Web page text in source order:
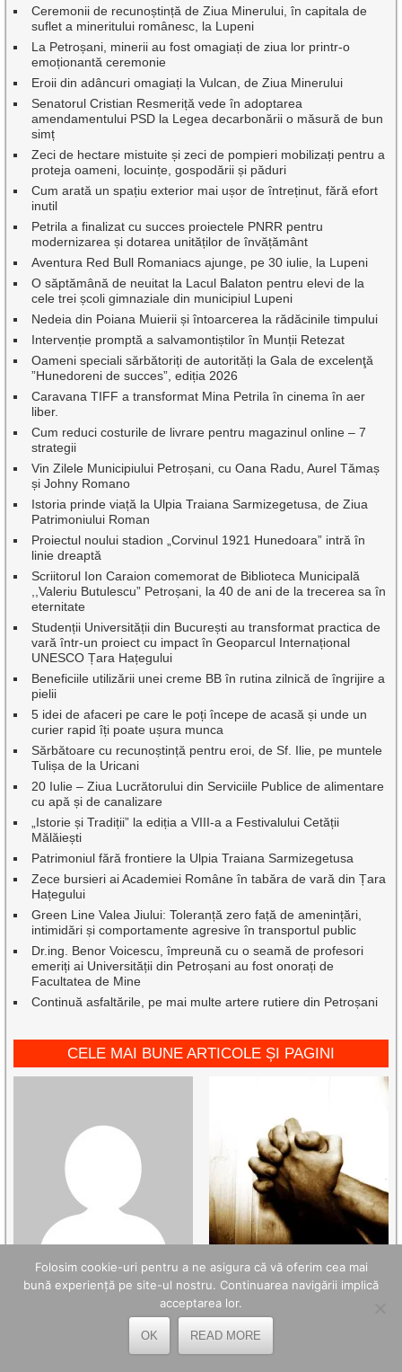
Ceremonii de recunoștință de Ziua Minerului, în capitala de
suflet a mineritului românesc, la Lupeni
La Petroșani, minerii au fost omagiați de ziua lor printr-o
emoționantă ceremonie
Eroii din adâncuri omagiați la Vulcan, de Ziua Minerului
Senatorul Cristian Resmeriță vede în adoptarea
amendamentului PSD la Legea decarbonării o măsură de bun
simț
Zeci de hectare mistuite și zeci de pompieri mobilizați pentru a
proteja oameni, locuințe, gospodării și păduri
Cum arată un spațiu exterior mai ușor de întreținut, fără efort
inutil
Petrila a finalizat cu succes proiectele PNRR pentru
modernizarea și dotarea unităților de învățământ
Aventura Red Bull Romaniacs ajunge, pe 30 iulie, la Lupeni
O săptămână de neuitat la Lacul Balaton pentru elevi de la
cele trei școli gimnaziale din municipiul Lupeni
Nedeia din Poiana Muierii și întoarcerea la rădăcinile timpului
Intervenție promptă a salvamontiștilor în Munții Retezat
Oameni speciali sărbătoriți de autorități la Gala de excelenţă
”Hunedoreni de succes”, ediția 2026
Caravana TIFF a transformat Mina Petrila în cinema în aer
liber.
Cum reduci costurile de livrare pentru magazinul online – 7
strategii
Vin Zilele Municipiului Petroșani, cu Oana Radu, Aurel Tămaș
și Johny Romano
Istoria prinde viață la Ulpia Traiana Sarmizegetusa, de Ziua
Patrimoniului Roman
Proiectul noului stadion „Corvinul 1921 Hunedoara” intră în
linie dreaptă
Scriitorul Ion Caraion comemorat de Biblioteca Municipală
,,Valeriu Butulescu” Petroșani, la 40 de ani de la trecerea sa în
eternitate
Studenții Universității din București au transformat practica de
vară într-un proiect cu impact în Geoparcul Internațional
UNESCO Țara Hațegului
Beneficiile utilizării unei creme BB în rutina zilnică de îngrijire a
pielii
5 idei de afaceri pe care le poți începe de acasă și unde un
curier rapid îți poate ușura munca
Sărbătoare cu recunoștință pentru eroi, de Sf. Ilie, pe muntele
Tulișa de la Uricani
20 Iulie – Ziua Lucrătorului din Serviciile Publice de alimentare
cu apă și de canalizare
„Istorie și Tradiții” la ediția a VIII-a a Festivalului Cetății
Mălăiești
Patrimoniul fără frontiere la Ulpia Traiana Sarmizegetusa
Zece bursieri ai Academiei Române în tabăra de vară din Țara
Hațegului
Green Line Valea Jiului: Toleranță zero față de amenințări,
intimidări și comportamente agresive în transportul public
Dr.ing. Benor Voicescu, împreună cu o seamă de profesori
emeriți ai Universității din Petroșani au fost onorați de
Facultatea de Mine
Continuă asfaltările, pe mai multe artere rutiere din Petroșani
CELE MAI BUNE ARTICOLE ȘI PAGINI
Folosim cookie-uri pentru a ne asigura că vă oferim cea mai
bună experiență pe site-ul nostru. Continuarea navigării implică
acceptarea lor.
OK READ MORE